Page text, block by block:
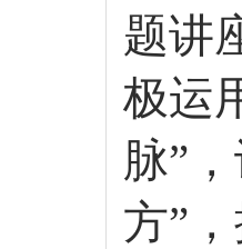
题讲
极运
脉”
方”